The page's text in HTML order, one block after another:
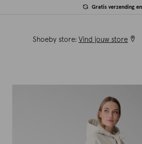
Gratis verzending
Shoeby store: Vind jouw store